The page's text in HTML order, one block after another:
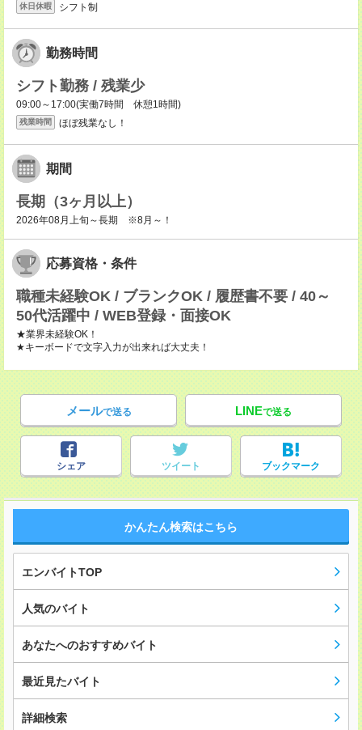
休日休暇 シフト制
勤務時間
シフト勤務 / 残業少
09:00～17:00(実働7時間 休憩1時間)
残業時間 ほぼ残業なし！
期間
長期（3ヶ月以上）
2026年08月上旬～長期 ※8月～！
応募資格・条件
職種未経験OK / ブランクOK / 履歴書不要 / 40～
50代活躍中 / WEB登録・面接OK
★業界未経験OK！
★キーボードで文字入力が出来れば大丈夫！
メールで送る LINEで送る
シェア ツイート ブックマーク
かんたん検索はこちら
エンバイトTOP
人気のバイト
あなたへのおすすめバイト
最近見たバイト
詳細検索